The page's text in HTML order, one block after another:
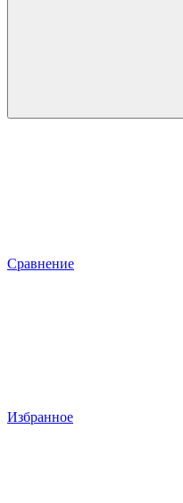
Сравнение
Избранное